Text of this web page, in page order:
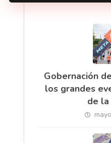
Gobernación
los grandes
de